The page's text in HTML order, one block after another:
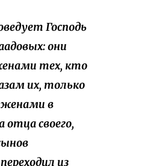
Господь
они
тех, кто
их, только
в
отца своего,
из